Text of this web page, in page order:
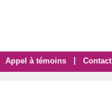
Appel à témoins Contact